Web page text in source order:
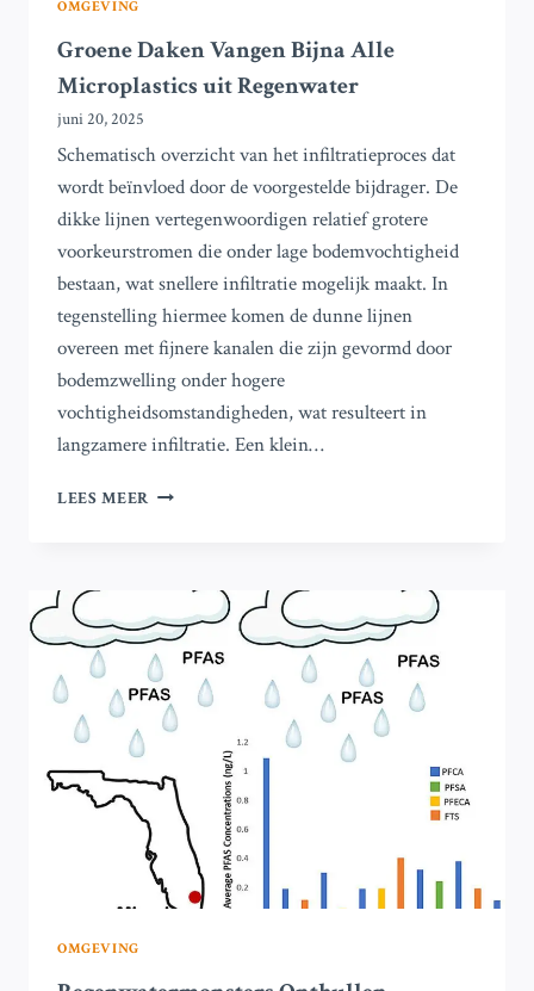
OMGEVING
Groene Daken Vangen Bijna Alle
Microplastics uit Regenwater
juni 20, 2025
Schematisch overzicht van het infiltratieproces dat
wordt beïnvloed door de voorgestelde bijdrager. De
dikke lijnen vertegenwoordigen relatief grotere
voorkeurstromen die onder lage bodemvochtigheid
bestaan, wat snellere infiltratie mogelijk maakt. In
tegenstelling hiermee komen de dunne lijnen
overeen met fijnere kanalen die zijn gevormd door
bodemzwelling onder hogere
vochtigheidsomstandigheden, wat resulteert in
langzamere infiltratie. Een klein…
LEES MEER GROENE
MICROPLASTICS
UIT
REGENWATER
OMGEVING